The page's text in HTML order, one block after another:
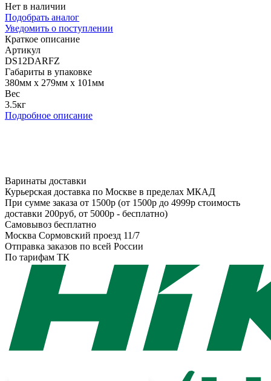
Нет в наличии
Подобрать аналог
Уведомить о поступлении
Краткое описание
Артикул
DS12DARFZ
Габариты в упаковке
380мм x 279мм x 101мм
Вес
3.5кг
Подробное описание
Варинаты доставки
Курьерская доставка по Москве в пределах МКАД
При сумме заказа от 1500р (от 1500р до 4999р стоимость
доставки 200руб, от 5000р - бесплатно)
Самовывоз бесплатно
Москва Сормовский проезд 11/7
Отправка заказов по всей России
По тарифам ТК